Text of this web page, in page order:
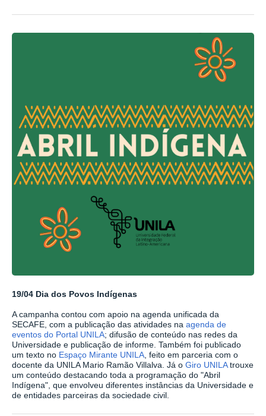
19/04 Dia dos Povos Indígenas
A campanha contou com apoio na agenda unificada da
SECAFE, com a publicação das atividades na agenda de
eventos do Portal UNILA; difusão de conteúdo nas redes da
Universidade e publicação de informe. Também foi publicado
um texto no Espaço Mirante UNILA , feito em parceria com o
docente da UNILA Mario Ramão Villalva. Já o Giro UNILAtrouxe
um conteúdo destacando toda a programação do "Abril
Indígena", que envolveu diferentes instâncias da Universidade e
de entidades parceiras da sociedade civil.